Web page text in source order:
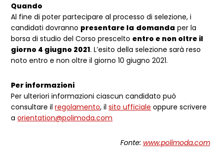
Quando
Al fine di poter partecipare al processo di selezione, i
candidati dovranno presentare la domanda per la
borsa di studio del Corso prescelto entro e non oltre il
giorno 4 giugno 2021. L’esito della selezione sarà reso
noto entro e non oltre il giorno 10 giugno 2021.
Per informazioni
Per ulteriori informazioni ciascun candidato può
consultare ilregolamento, ilsito ufficiale oppure scrivere
aorientation@polimoda.com
Fonte: www.polimoda.com